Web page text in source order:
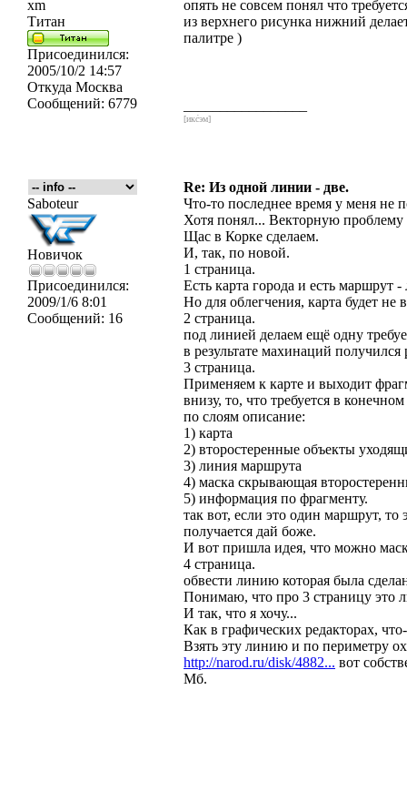
xm
Титан
Присоединился:
2005/10/2 14:57
Откуда Москва
Сообщений: 6779
опять не совсем понял что
из верхнего рисунка нижний
палитре )
[икс́эм]
Re: Из одной линии - две.
Saboteur
Новичок
Присоединился:
2009/1/6 8:01
Сообщений: 16
Что-то последнее время у меня не
Хотя понял... Векторную
Щас в Корке сделаем.
И, так, по новой.
1 страница.
Есть карта города и есть маршрут
Но для облегчения, карта будет не
2 страница.
под линией делаем ещё одну
в результате махинаций
3 страница.
Применяем к карте и выходит
внизу, то, что требуется в конечном
по слоям описание:
1) карта
2) второстеренные объекты
3) линия маршрута
4) маска скрывающая
5) информация по фрагменту.
так вот, если это один маршрут, то
получается дай боже.
И вот пришла идея, что можно
4 страница.
обвести линию которая была
Понимаю, что про 3 страницу это
И так, что я хочу...
Как в графических редакторах,
Взять эту линию и по периметру
http://narod.ru/disk/4882... вот
Мб.